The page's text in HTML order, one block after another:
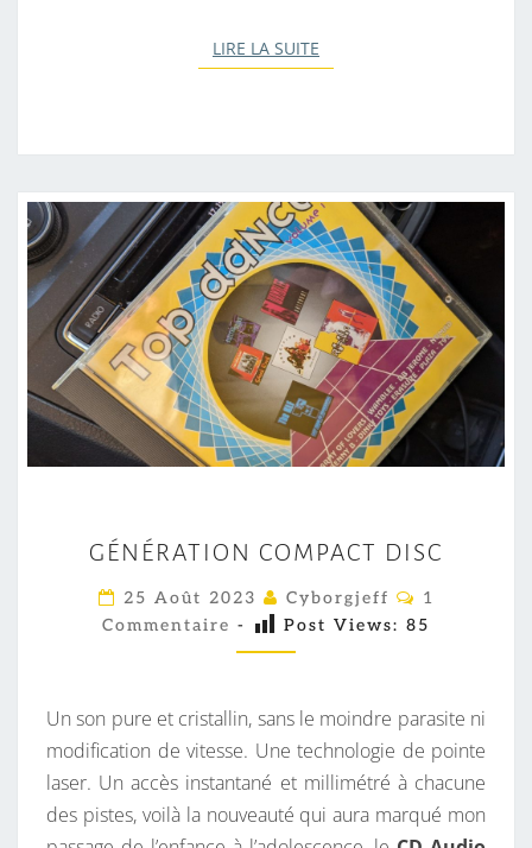
U
C
O
N
S
O
L
E
N
I
N
N
O
!
LIRE LA SUITE
É
N
É
R
T
I
O
N
GÉNÉRATION COMPACT DISC
25 Août 2023 Cyborgjeff
C
M
A
I
R
E
1
Commentaire - Post Views: 85
Un son pure et cristallin, sans le moindre parasite ni
modification de vitesse. Une technologie de pointe
laser. Un accès instantané et millimétré à chacune
des pistes, voilà la nouveauté qui aura marqué mon